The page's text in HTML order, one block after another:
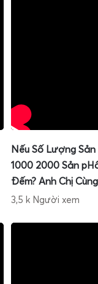
Nếu Số Lượng
1000 2000 Sản
Đếm? Anh Chị
3,5 k Người xem